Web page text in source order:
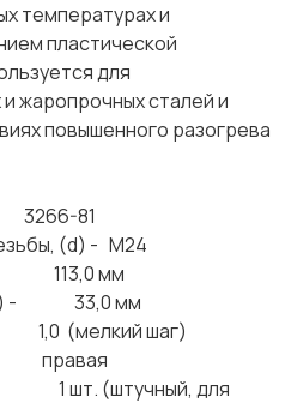
температурах и
пластической
для
жаропрочных сталей и
повышенного разогрева
81
(d) - М24
113,0 мм
(l) - 33,0 мм
шаг)
1 шт. (штучный, для